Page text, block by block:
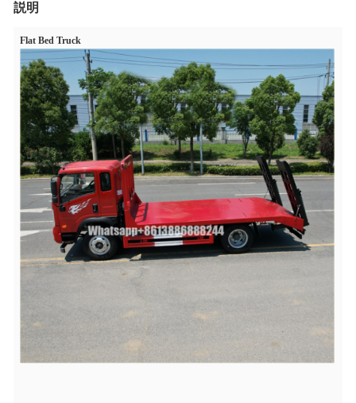
説明
Flat Bed Truck